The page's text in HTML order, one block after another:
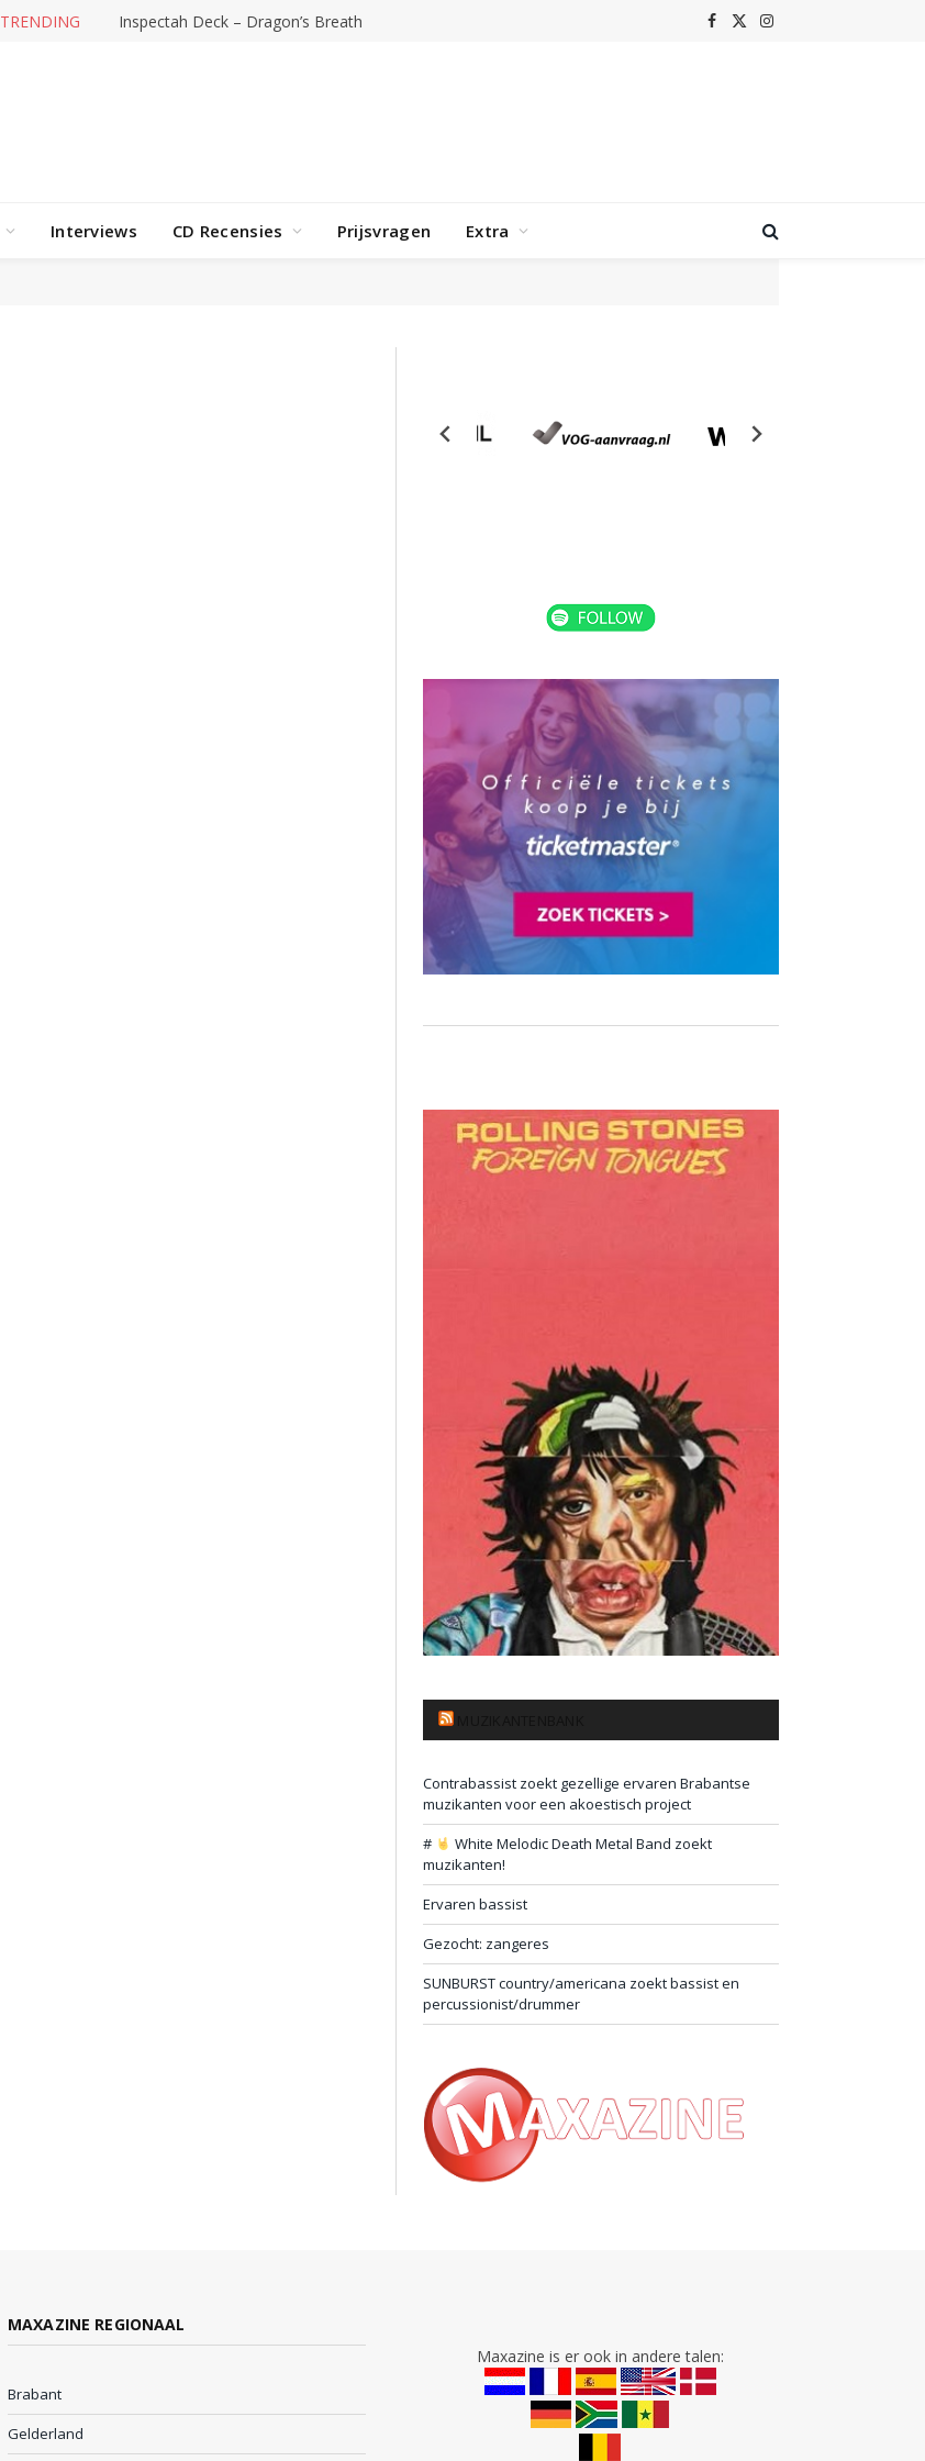
TRENDING Inspectah Deck – Dragon’s Breath Facebook
X
Instagram
Interviews CD Recensies Prijsvragen Extra
Contrabassist zoekt gezellige ervaren Brabantse
muzikanten voor een akoestisch project
#
White Melodic Death Metal Band zoekt
muzikanten!
Ervaren bassist
Gezocht: zangeres
SUNBURST country/americana zoekt bassist en
percussionist/drummer
MAXAZINE REGIONAAL
Brabant
Gelderland
Maxazine is er ook in andere talen: